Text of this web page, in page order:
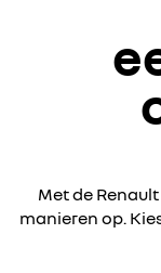
Met de
manieren op.